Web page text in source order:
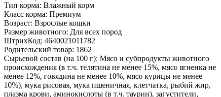
Тип корма: Влажный корм
Класс корма: Премиум
Возраст: Взрослые кошки
Размер животного: Для всех пород
ШтрихКод: 4640021011782
Родительский товар: 1862
Сырьевой состав (на 100 г): Мясо и субпродукты животного
происхождения (в т.ч. телятина не менее 15%, мясо ягненка не
менее 12%, говядина не менее 10%, мясо курицы не менее
10%), мука рисовая, мука пшеничная, клетчатка, рыбий жир,
плазма крови, аминокислоты (в т.ч. таурин), загустители,